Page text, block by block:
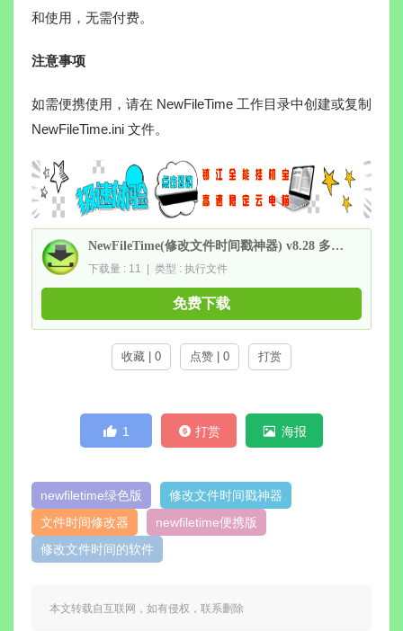
和使用，无需付费。
注意事项
如需便携使用，请在 NewFileTime 工作目录中创建或复制
NewFileTime.ini 文件。
NewFileTime(修改文件时间戳神器) v8.28 多语便携版
下载量 : 11 | 类型 : 执行文件
免费下载
收藏 | 0 点赞 | 0 打赏
1 打赏 海报
newfiletime绿色版
修改文件时间戳神器
文件时间修改器
newfiletime便携版
修改文件时间的软件
本文转载自互联网，如有侵权，联系删除